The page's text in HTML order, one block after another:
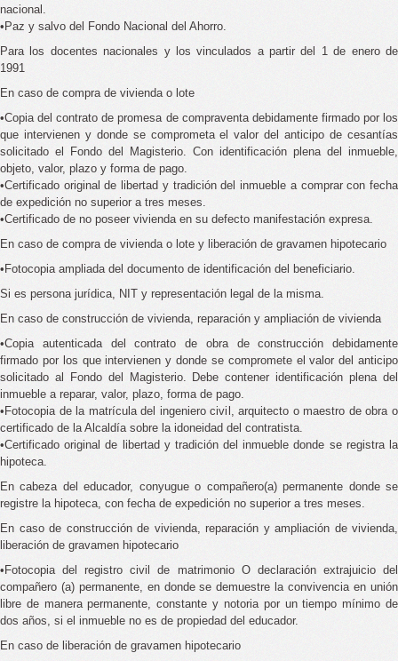
nacional.
•Paz y salvo del Fondo Nacional del Ahorro.
Para los docentes nacionales y los vinculados a partir del 1 de enero de
1991
En caso de compra de vivienda o lote
•Copia del contrato de promesa de compraventa debidamente firmado por los
que intervienen y donde se comprometa el valor del anticipo de cesantías
solicitado el Fondo del Magisterio. Con identificación plena del inmueble,
objeto, valor, plazo y forma de pago.
•Certificado original de libertad y tradición del inmueble a comprar con fecha
de expedición no superior a tres meses.
•Certificado de no poseer vivienda en su defecto manifestación expresa.
En caso de compra de vivienda o lote y liberación de gravamen hipotecario
•Fotocopia ampliada del documento de identificación del beneficiario.
Si es persona jurídica, NIT y representación legal de la misma.
En caso de construcción de vivienda, reparación y ampliación de vivienda
•Copia autenticada del contrato de obra de construcción debidamente
firmado por los que intervienen y donde se compromete el valor del anticipo
solicitado al Fondo del Magisterio. Debe contener identificación plena del
inmueble a reparar, valor, plazo, forma de pago.
•Fotocopia de la matrícula del ingeniero civil, arquitecto o maestro de obra o
certificado de la Alcaldía sobre la idoneidad del contratista.
•Certificado original de libertad y tradición del inmueble donde se registra la
hipoteca.
En cabeza del educador, conyugue o compañero(a) permanente donde se
registre la hipoteca, con fecha de expedición no superior a tres meses.
En caso de construcción de vivienda, reparación y ampliación de vivienda,
liberación de gravamen hipotecario
•Fotocopia del registro civil de matrimonio O declaración extrajuicio del
compañero (a) permanente, en donde se demuestre la convivencia en unión
libre de manera permanente, constante y notoria por un tiempo mínimo de
dos años, si el inmueble no es de propiedad del educador.
En caso de liberación de gravamen hipotecario